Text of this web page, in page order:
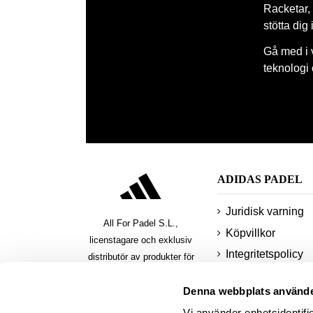
Denna webbplats
stötta dig
Gå med i
teknologi
All For Padel S.L.,
licenstagare och exklusiv
distributör av produkter för
ADIDAS PADEL
Juridisk varning
Köpvillkor
Integritetspolicy
Säkra